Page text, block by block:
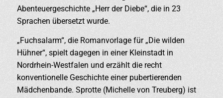
Abenteuergeschichte „Herr der Diebe“, die in 23
Sprachen übersetzt wurde.
„Fuchsalarm“, die Romanvorlage für „Die wilden
Hühner“, spielt dagegen in einer Kleinstadt in
Nordrhein-Westfalen und erzählt die recht
konventionelle Geschichte einer pubertierenden
Mädchenbande. Sprotte (Michelle von Treuberg) ist